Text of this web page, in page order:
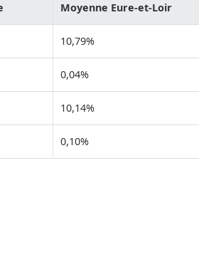
Moyenne Eure-et-Loir
10,79%
0,04%
10,14%
0,10%